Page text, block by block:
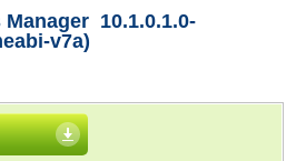
10.1.0.1.0-
v7a)